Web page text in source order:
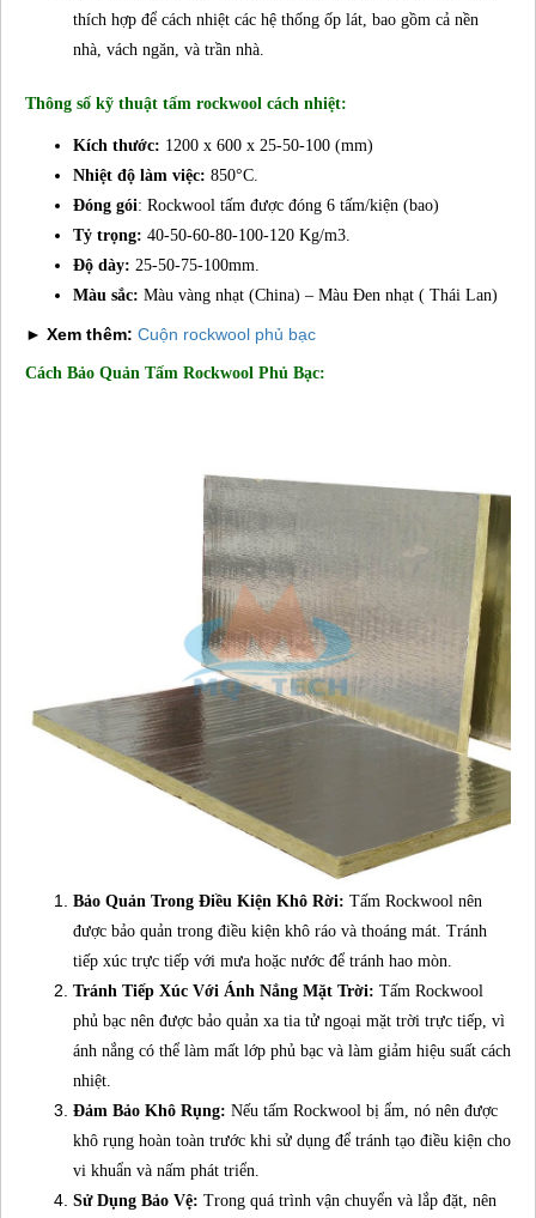
thích hợp để cách nhiệt các hệ thống ốp lát, bao gồm cả nền
nhà, vách ngăn, và trần nhà.
Thông số kỹ thuật tấm rockwool cách nhiệt:
Kích thước: 1200 x 600 x 25-50-100 (mm)
Nhiệt độ làm việc: 850°C.
Đóng gói: Rockwool tấm được đóng 6 tấm/kiện (bao)
Tỷ trọng: 40-50-60-80-100-120 Kg/m3.
Độ dày: 25-50-75-100mm.
Màu sắc: Màu vàng nhạt (China) – Màu Đen nhạt ( Thái Lan)
► Xem thêm: Cuộn rockwool phủ bạc
Cách Bảo Quản Tấm Rockwool Phủ Bạc:
Bảo Quản Trong Điều Kiện Khô Rời: Tấm Rockwool nên
được bảo quản trong điều kiện khô ráo và thoáng mát. Tránh
tiếp xúc trực tiếp với mưa hoặc nước để tránh hao mòn.
Tránh Tiếp Xúc Với Ánh Nắng Mặt Trời: Tấm Rockwool
phủ bạc nên được bảo quản xa tia tử ngoại mặt trời trực tiếp, vì
ánh nắng có thể làm mất lớp phủ bạc và làm giảm hiệu suất cách
nhiệt.
Đảm Bảo Khô Rụng: Nếu tấm Rockwool bị ẩm, nó nên được
khô rụng hoàn toàn trước khi sử dụng để tránh tạo điều kiện cho
vi khuẩn và nấm phát triển.
Sử Dụng Bảo Vệ: Trong quá trình vận chuyển và lắp đặt, nên